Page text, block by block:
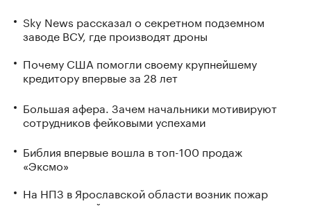
Sky News рассказал о секретном подземном
заводе ВСУ, где производят дроны
Почему США помогли своему крупнейшему
кредитору впервые за 28 лет
Большая афера. Зачем начальники мотивируют
сотрудников фейковыми успехами
Библия впервые вошла в топ-100 продаж
«Эксмо»
На НПЗ в Ярославской области возник пожар